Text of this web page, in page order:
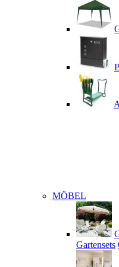
MÖBEL
Gartensets